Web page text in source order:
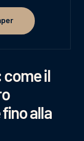
come il
alla